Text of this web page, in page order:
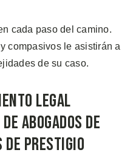
cada paso del camino.
compasivos le asistirán a
de su caso.
Legal
Abogados de
de Prestigio